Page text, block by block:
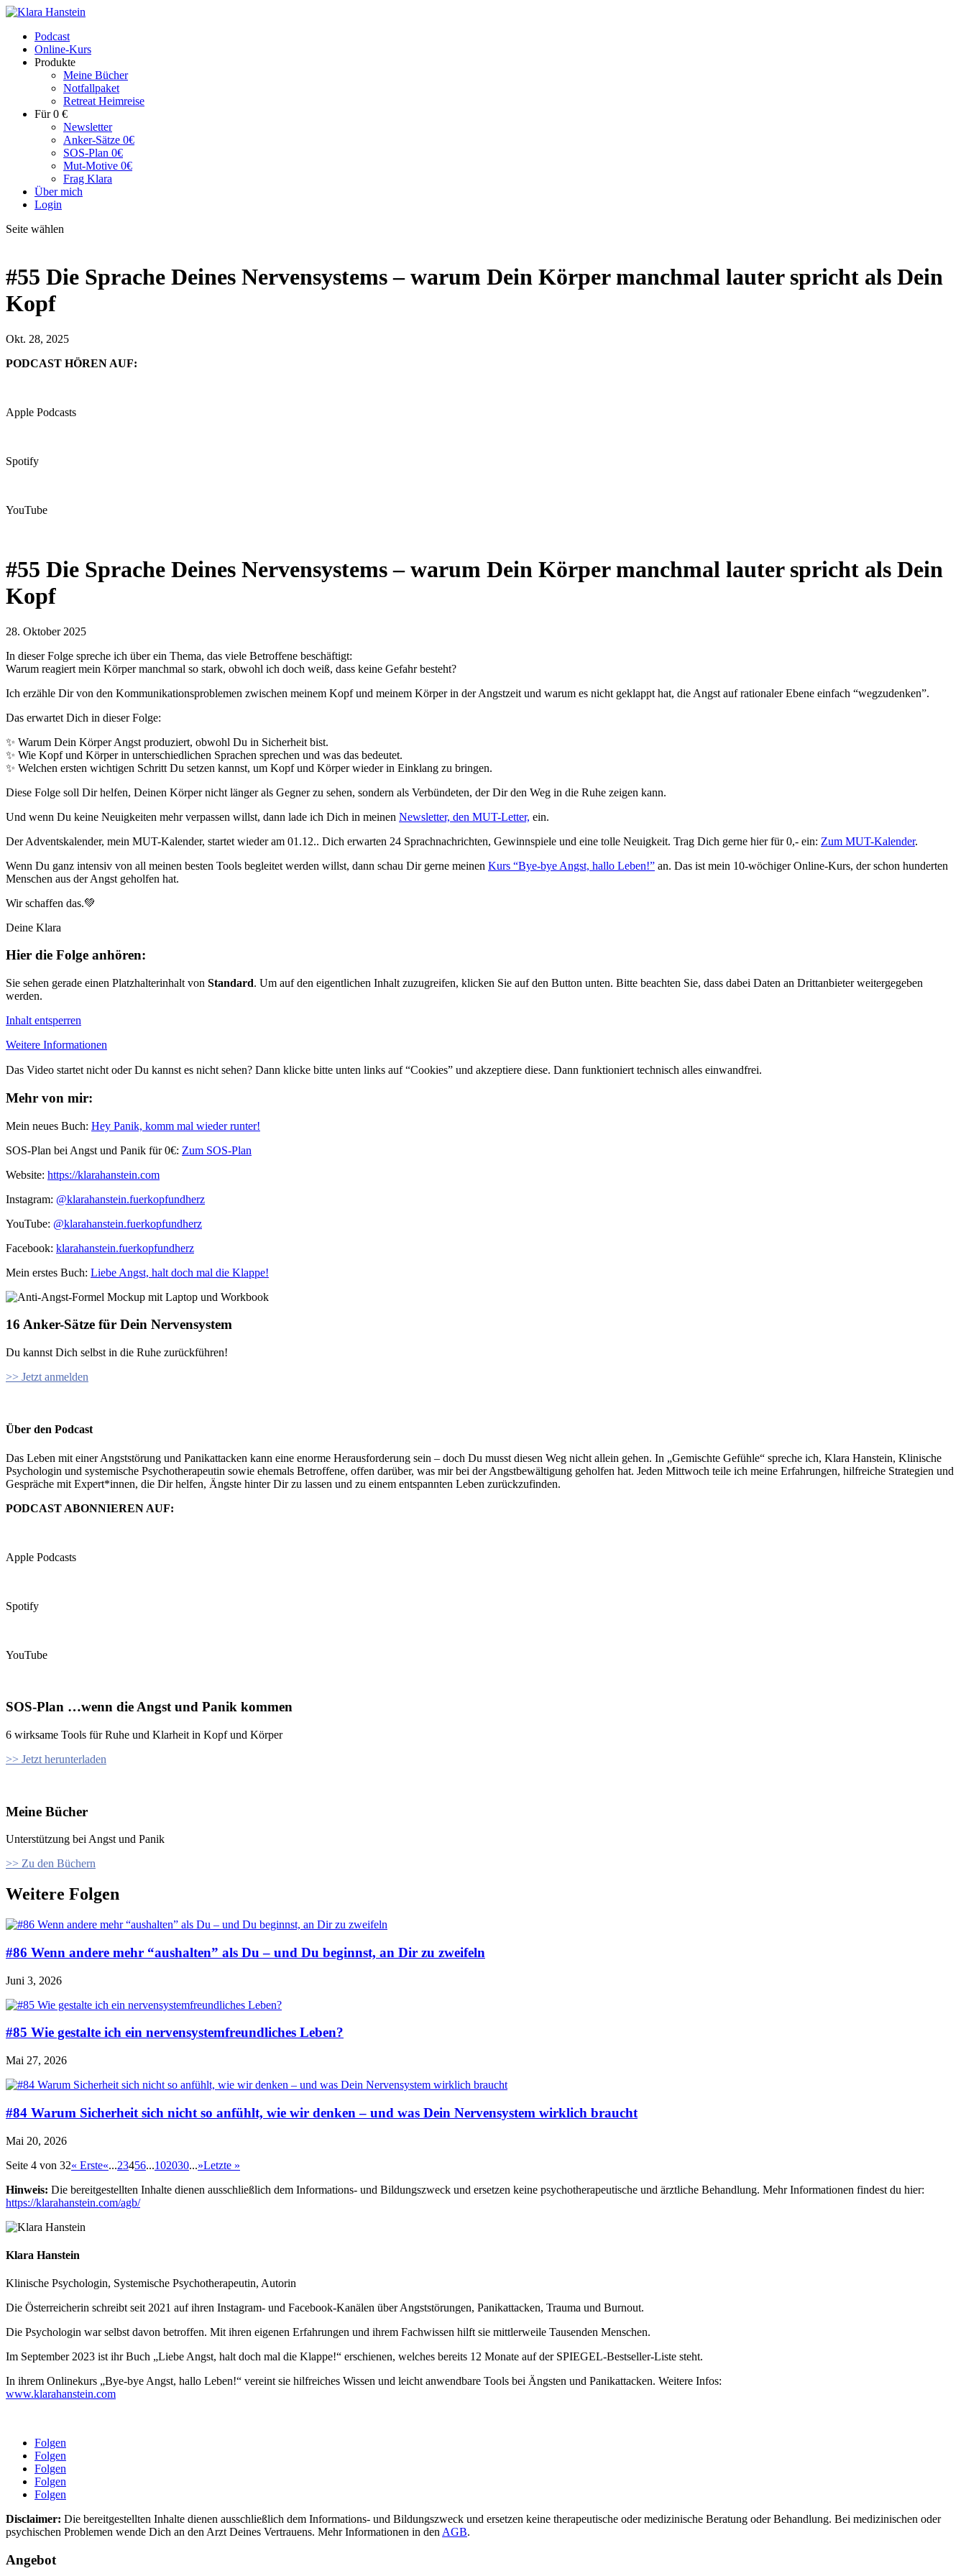
Podcast
Online-Kurs
Produkte
Meine Bücher
Notfallpaket
Retreat Heimreise
Für 0 €
Newsletter
Anker-Sätze 0€
SOS-Plan 0€
Mut-Motive 0€
Frag Klara
Über mich
Login
Seite wählen
#55 Die Sprache Deines Nervensystems – warum Dein Körper manchmal lauter spricht als Dein
Kopf
Okt. 28, 2025
PODCAST HÖREN AUF:
Apple Podcasts
Spotify
YouTube
#55 Die Sprache Deines Nervensystems – warum Dein Körper manchmal lauter spricht als Dein
Kopf
28. Oktober 2025
In dieser Folge spreche ich über ein Thema, das viele Betroffene beschäftigt:
Warum reagiert mein Körper manchmal so stark, obwohl ich doch weiß, dass keine Gefahr besteht?
Ich erzähle Dir von den Kommunikationsproblemen zwischen meinem Kopf und meinem Körper in der Angstzeit und warum es nicht geklappt hat, die Angst auf rationaler Ebene einfach “wegzudenken”.
Das erwartet Dich in dieser Folge:
✨ Warum Dein Körper Angst produziert, obwohl Du in Sicherheit bist.
✨ Wie Kopf und Körper in unterschiedlichen Sprachen sprechen und was das bedeutet.
✨ Welchen ersten wichtigen Schritt Du setzen kannst, um Kopf und Körper wieder in Einklang zu bringen.
Diese Folge soll Dir helfen, Deinen Körper nicht länger als Gegner zu sehen, sondern als Verbündeten, der Dir den Weg in die Ruhe zeigen kann.
Und wenn Du keine Neuigkeiten mehr verpassen willst, dann lade ich Dich in meinen Newsletter, den MUT-Letter, ein.
Der Adventskalender, mein MUT-Kalender, startet wieder am 01.12.. Dich erwarten 24 Sprachnachrichten, Gewinnspiele und eine tolle Neuigkeit. Trag Dich gerne hier für 0,- ein: Zum MUT-Kalender.
Wenn Du ganz intensiv von all meinen besten Tools begleitet werden willst, dann schau Dir gerne meinen Kurs “Bye-bye Angst, hallo Leben!” an. Das ist mein 10-wöchiger Online-Kurs, der schon hunderten
Menschen aus der Angst geholfen hat.
Wir schaffen das.💚
Deine Klara
Hier die Folge anhören:
Sie sehen gerade einen Platzhalterinhalt von Standard. Um auf den eigentlichen Inhalt zuzugreifen, klicken Sie auf den Button unten. Bitte beachten Sie, dass dabei Daten an Drittanbieter weitergegeben
werden.
Inhalt entsperren
Weitere Informationen
Das Video startet nicht oder Du kannst es nicht sehen? Dann klicke bitte unten links auf “Cookies” und akzeptiere diese. Dann funktioniert technisch alles einwandfrei.
Mehr von mir:
Mein neues Buch: Hey Panik, komm mal wieder runter!
SOS-Plan bei Angst und Panik für 0€: Zum SOS-Plan
Website: ⁠⁠https://klarahanstein.com
Instagram: ⁠⁠@klarahanstein.fuerkopfundherz
YouTube: @klarahanstein.fuerkopfundherz
Facebook: ⁠⁠klarahanstein.fuerkopfundherz⁠⁠
Mein erstes Buch: ⁠⁠ Liebe Angst, halt doch mal die Klappe!⁠⁠
16 Anker-Sätze für Dein Nervensystem
Du kannst Dich selbst in die Ruhe zurückführen!
>> Jetzt anmelden
Über den Podcast
Das Leben mit einer Angststörung und Panikattacken kann eine enorme Herausforderung sein – doch Du musst diesen Weg nicht allein gehen. In „Gemischte Gefühle“ spreche ich, Klara Hanstein, Klinische
Psychologin und systemische Psychotherapeutin sowie ehemals Betroffene, offen darüber, was mir bei der Angstbewältigung geholfen hat. Jeden Mittwoch teile ich meine Erfahrungen, hilfreiche Strategien und
Gespräche mit Expert*innen, die Dir helfen, Ängste hinter Dir zu lassen und zu einem entspannten Leben zurückzufinden.
PODCAST ABONNIEREN AUF:
Apple Podcasts
Spotify
YouTube
SOS-Plan …wenn die Angst und Panik kommen
6 wirksame Tools für Ruhe und Klarheit in Kopf und Körper
>> Jetzt herunterladen
Meine Bücher
Unterstützung bei Angst und Panik
>> Zu den Büchern
Weitere Folgen
#86 Wenn andere mehr “aushalten” als Du – und Du beginnst, an Dir zu zweifeln
Juni 3, 2026
#85 Wie gestalte ich ein nervensystemfreundliches Leben?
Mai 27, 2026
#84 Warum Sicherheit sich nicht so anfühlt, wie wir denken – und was Dein Nervensystem wirklich braucht
Mai 20, 2026
Seite 4 von 32« Erste«...23456...102030...»Letzte »
Hinweis: Die bereitgestellten Inhalte dienen ausschließlich dem Informations- und Bildungszweck und ersetzen keine psychotherapeutische und ärztliche Behandlung. Mehr Informationen findest du hier:
https://klarahanstein.com/agb/
Klara Hanstein
Klinische Psychologin, Systemische Psychotherapeutin, Autorin
Die Österreicherin schreibt seit 2021 auf ihren Instagram- und Facebook-Kanälen über Angststörungen, Panikattacken, Trauma und Burnout.
Die Psychologin war selbst davon betroffen. Mit ihren eigenen Erfahrungen und ihrem Fachwissen hilft sie mittlerweile Tausenden Menschen.
Im September 2023 ist ihr Buch „Liebe Angst, halt doch mal die Klappe!“ erschienen, welches bereits 12 Monate auf der SPIEGEL-Bestseller-Liste steht.
In ihrem Onlinekurs „Bye-bye Angst, hallo Leben!“ vereint sie hilfreiches Wissen und leicht anwendbare Tools bei Ängsten und Panikattacken. Weitere Infos:
www.klarahanstein.com
Folgen
Folgen
Folgen
Folgen
Folgen
Disclaimer: Die bereitgestellten Inhalte dienen ausschließlich dem Informations- und Bildungszweck und ersetzen keine therapeutische oder medizinische Beratung oder Behandlung. Bei medizinischen oder
psychischen Problemen wende Dich an den Arzt Deines Vertrauens. Mehr Informationen in den AGB.
Angebot